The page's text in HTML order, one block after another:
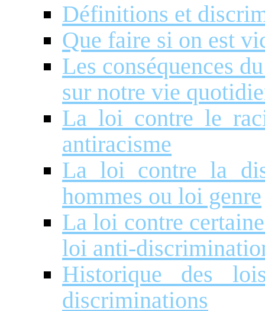
Définitions et
Que faire si on est
Les conséquences
sur notre vie
La loi contre le
antiracisme
La loi contre la
hommes ou loi genre
La loi contre
loi anti-
Historique des
discriminations